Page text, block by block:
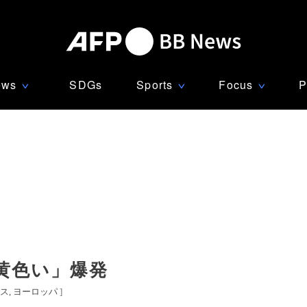
∨ SDGs Sports ∨ Focus ∨
色い」爆発
ヨーロッパ ]